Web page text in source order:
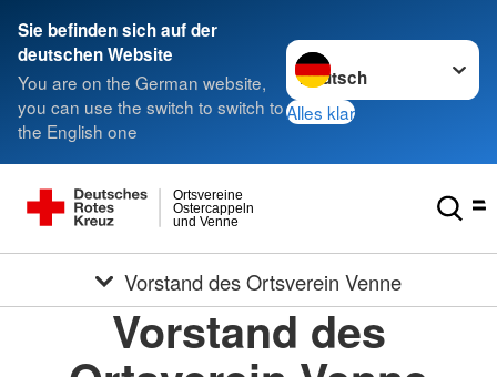
Sie befinden sich auf der
deutschen Website
You are on the German website,
you can use the switch to switch to
the English one
Sprache wechseln zu
Alles klar
und Venne
Ostercappeln
Ortsvereine
Vorstand des Ortsverein Venne
Vorstand des